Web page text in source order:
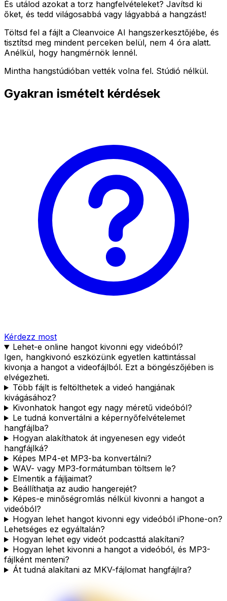
És utálod azokat a torz hangfelvételeket? Javítsd ki
őket, és tedd világosabbá vagy lágyabbá a hangzást!
Töltsd fel a fájlt a Cleanvoice AI hangszerkesztőjébe, és
tisztítsd meg mindent perceken belül, nem 4 óra alatt.
Anélkül, hogy hangmérnök lennél.
Mintha hangstúdióban vették volna fel. Stúdió nélkül.
Gyakran ismételt kérdések
Kérdezz most
Lehet-e online hangot kivonni egy videóból?
Igen, hangkivonó eszközünk egyetlen kattintással
kivonja a hangot a videofájlból. Ezt a böngészőjében is
elvégezheti.
Több fájlt is feltölthetek a videó hangjának
kivágásához?
Kivonhatok hangot egy nagy méretű videóból?
Le tudná konvertálni a képernyőfelvételemet
hangfájlba?
Hogyan alakíthatok át ingyenesen egy videót
hangfájlká?
Képes MP4-et MP3-ba konvertálni?
WAV- vagy MP3-formátumban töltsem le?
Elmentik a fájljaimat?
Beállíthatja az audio hangerejét?
Képes-e minőségromlás nélkül kivonni a hangot a
videóból?
Hogyan lehet hangot kivonni egy videóból iPhone-on?
Lehetséges ez egyáltalán?
Hogyan lehet egy videót podcasttá alakítani?
Hogyan lehet kivonni a hangot a videóból, és MP3-
fájlként menteni?
Át tudná alakítani az MKV-fájlomat hangfájlra?